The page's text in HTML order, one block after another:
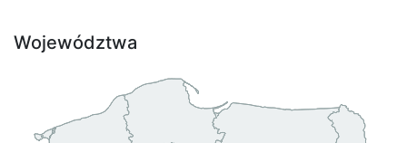
Województwa